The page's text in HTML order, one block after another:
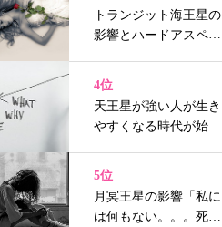
トランジット海王星の
影響とハードアスペク
定事例付）
4位
天王星が強い人が生き
やすくなる時代が始ま
5位
月冥王星の影響「私に
は何もない。。。死に